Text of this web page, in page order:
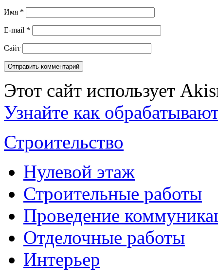
Имя *
E-mail *
Сайт
Этот сайт использует
Узнайте как
Строительство
Нулевой этаж
Строительные работы
Проведение
Отделочные работы
Интерьер